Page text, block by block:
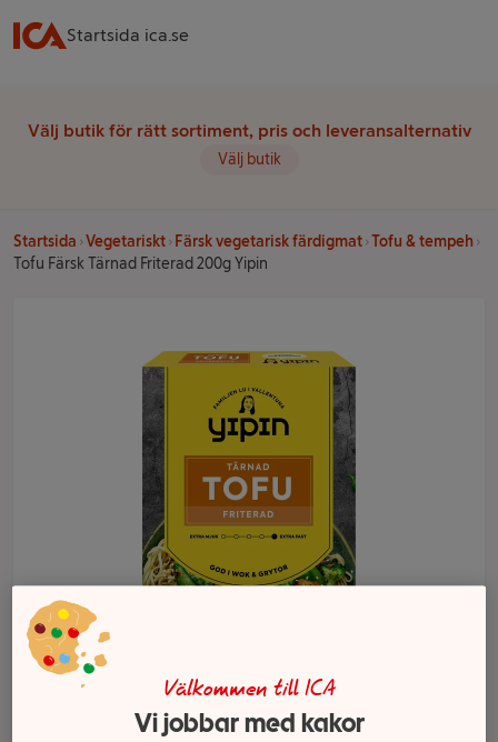
Startsida ica.se
Välj butik för rätt sortiment, pris och leveransalternativ
Välj butik
Startsida Vegetariskt Färsk vegetarisk färdigmat Tofu & tempeh
Tofu Färsk Tärnad Friterad 200g Yipin
Välkommen till ICA
Vi jobbar med kakor